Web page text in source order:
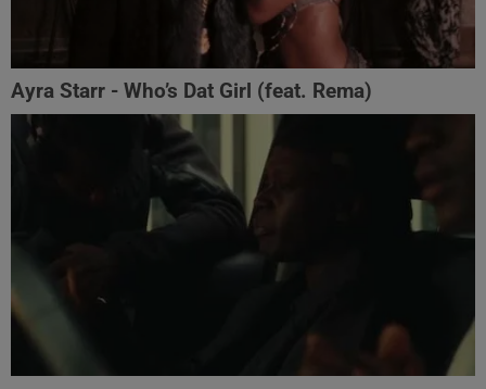
Ayra Starr - Who’s Dat Girl (feat. Rema)